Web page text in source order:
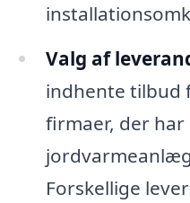
Valg af
indhente tilbud
firmaer, der
Forskellige